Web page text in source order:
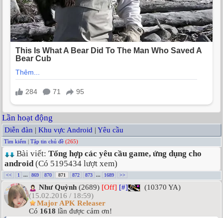
Lần hoạt động
Diễn đàn | Khu vực Android | Yêu cầu
Tìm kiếm Tập tin chủ đề (265)
Bài viết: Tổng hợp các yêu cầu game, ứng dụng cho
android(Có 5195434 lượt xem)
<< 1 ... 869 870 871 872 873 ... 1689 >>
Như Quỳnh (2689) [Off] [#]
(10370 YA)
(15.02.2016 / 18:59)
Major APK Releaser
Có 1618 lần được cảm ơn!